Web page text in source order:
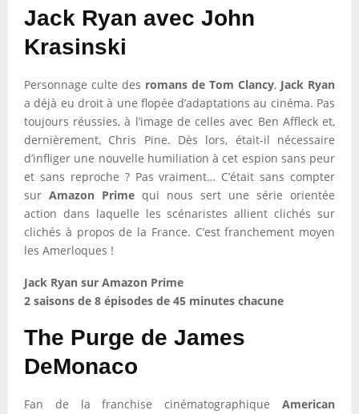
Jack Ryan avec John
Krasinski
Personnage culte des romans de Tom Clancy, Jack Ryan
a déjà eu droit à une flopée d’adaptations au cinéma. Pas
toujours réussies, à l’image de celles avec Ben Affleck et,
dernièrement, Chris Pine. Dès lors, était-il nécessaire
d’infliger une nouvelle humiliation à cet espion sans peur
et sans reproche ? Pas vraiment… C’était sans compter
sur Amazon Prime qui nous sert une série orientée
action dans laquelle les scénaristes allient clichés sur
clichés à propos de la France. C’est franchement moyen
les Amerloques !
Jack Ryan sur Amazon Prime
2 saisons de 8 épisodes de 45 minutes chacune
The Purge de James
DeMonaco
Fan de la franchise cinématographique American